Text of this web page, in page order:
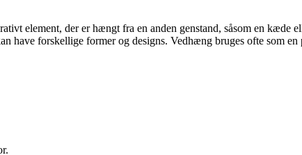
element, der er hængt fra en anden genstand, såsom en
have forskellige former og designs. Vedhæng bruges ofte som